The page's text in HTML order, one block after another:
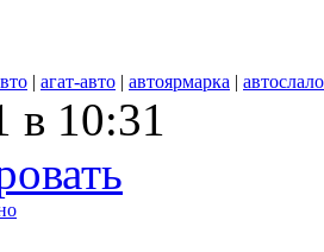
| агат-авто | автоярмарка |
в 10:31